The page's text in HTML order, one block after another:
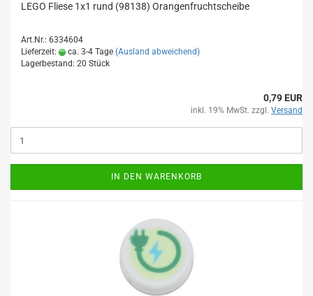
LEGO Fliese 1x1 rund (98138) Orangenfruchtscheibe
Art.Nr.: 6334604
Lieferzeit:
ca. 3-4 Tage (Ausland abweichend)
Lagerbestand: 20 Stück
0,79 EUR
inkl. 19% MwSt. zzgl. Versand
IN DEN WARENKORB